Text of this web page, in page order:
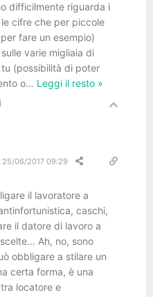
difficilmente riguarda i
cifre che per piccole
fare un esempio)
varie migliaia di
(possibilità di poter
o… Leggi il resto »
25/06/2017 09:29
il lavoratore a
caschi,
il datore di lavoro a
Ah, no, sono
obbligare a stilare un
certa forma, è una
locatore e